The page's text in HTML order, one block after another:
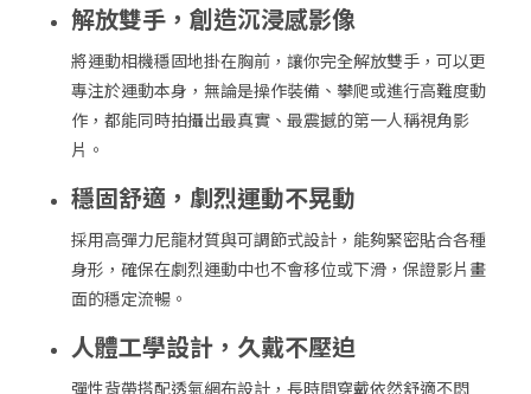
解放雙手，創造沉浸感影像
將運動相機穩固地掛在胸前，讓你完全解放雙手，可以更
專注於運動本身，無論是操作裝備、攀爬或進行高難度動
作，都能同時拍攝出最真實、最震撼的第一人稱視角影
片。
穩固舒適，劇烈運動不晃動
採用高彈力尼龍材質與可調節式設計，能夠緊密貼合各種
身形，確保在劇烈運動中也不會移位或下滑，保證影片畫
面的穩定流暢。
人體工學設計，久戴不壓迫
彈性背帶搭配透氣網布設計，長時間穿戴依然舒適不悶